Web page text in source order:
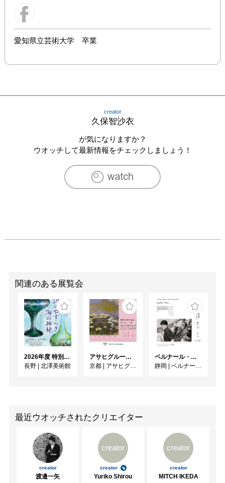
愛知県立芸術大学　卒業
creator
久保智沙衣
が気になりますか？
ウオッチして最新情報をチェックしましょう！
関連のある展覧会
2026年度 特別展「ガレとドーム、アール･ヌーヴォーのガラス 水辺のやすらぎ、海の神秘」
長野 | 北澤美術館
アサヒグループ大山崎山荘美術館 開館30周年記念展「没後100年 クロード・モネ」
京都 | アサヒグループ大山崎山荘美術館
ベルナール・ビュフェと写真 ーカメラがとらえたビュフェとその時代、そして21 世紀へ
静岡 | ベルナール・ビュフェ美術館
最近ウオッチされたクリエイター
creator
渡邉一矢
creator
creator
Yuriko Shirou
creator
creator
MITCH IKEDA